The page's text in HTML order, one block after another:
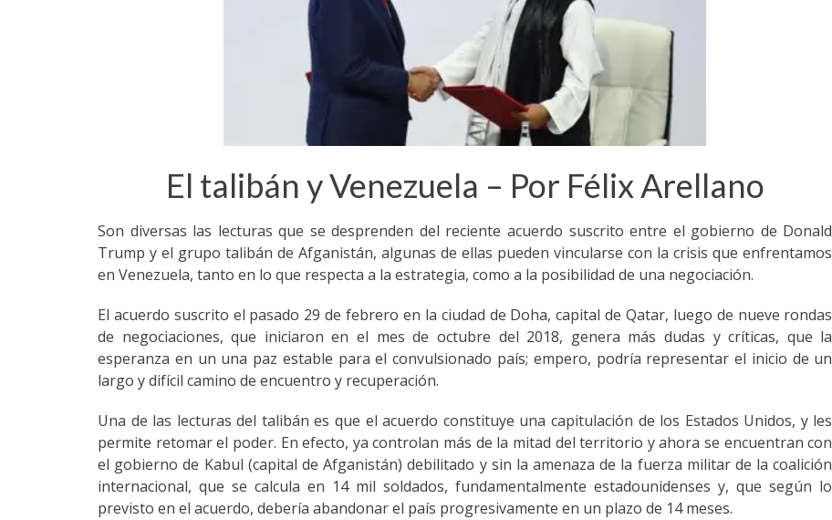
El talibán y Venezuela – Por Félix Arellano
Son diversas las lecturas que se desprenden del reciente acuerdo suscrito entre el gobierno de Donald
Trump y el grupo talibán de Afganistán, algunas de ellas pueden vincularse con la crisis que enfrentamos
en Venezuela, tanto en lo que respecta a la estrategia, como a la posibilidad de una negociación.
El acuerdo suscrito el pasado 29 de febrero en la ciudad de Doha, capital de Qatar, luego de nueve rondas
de negociaciones, que iniciaron en el mes de octubre del 2018, genera más dudas y críticas, que la
esperanza en un una paz estable para el convulsionado país; empero, podría representar el inicio de un
largo y difícil camino de encuentro y recuperación.
Una de las lecturas del talibán es que el acuerdo constituye una capitulación de los Estados Unidos, y les
permite retomar el poder. En efecto, ya controlan más de la mitad del territorio y ahora se encuentran con
el gobierno de Kabul (capital de Afganistán) debilitado y sin la amenaza de la fuerza militar de la coalición
internacional, que se calcula en 14 mil soldados, fundamentalmente estadounidenses y, que según lo
previsto en el acuerdo, debería abandonar el país progresivamente en un plazo de 14 meses.